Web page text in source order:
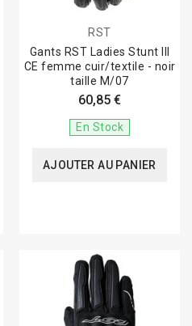
RST
Gants RST Ladies Stunt III
CE femme cuir/textile - noir
taille M/07
60,85 €
En Stock
AJOUTER AU PANIER